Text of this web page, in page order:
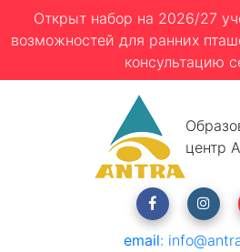
Открыт набор на 2026/27
возможностей для ранних
консультацию
центр
email: